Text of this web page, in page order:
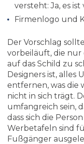
versteht: Ja, es
Firmenlogo und
Der Vorschlag
vorbeiläuft, die nur
auf das Schild zu
Designers ist, alles
entfernen, was die
nicht in sich trägt.
umfangreich sein,
dass sich die
Werbetafeln sind
Fußgänger